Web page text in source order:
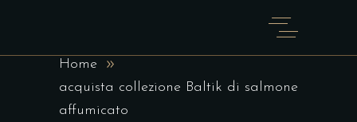
Home
acquista collezione Baltik di salmone
affumicato